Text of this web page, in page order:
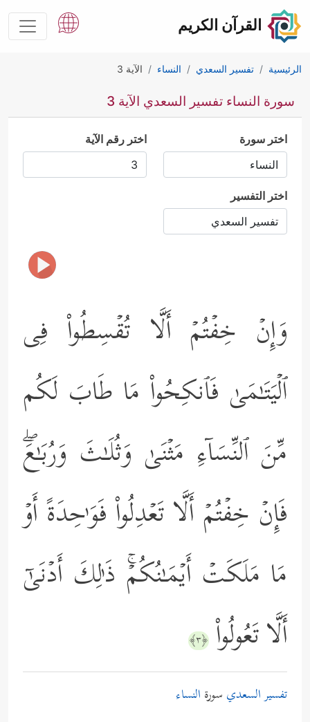
القرآن الكريم
الرئيسية تفسير السعدي النساء الآية 3
سورة النساء تفسير السعدي الآية 3
اختر سورة اختر رقم الآية
اختر التفسير
وَإِنۡ خِفۡتُمۡ أَلَّا تُقۡسِطُواْ فِی
ٱلۡیَتَـٰمَىٰ فَٱنكِحُواْ مَا طَابَ لَكُم
مِّنَ ٱلنِّسَاۤءِ مَثۡنَىٰ وَثُلَـٰثَ وَرُبَـٰعَۖ
فَإِنۡ خِفۡتُمۡ أَلَّا تَعۡدِلُواْ فَوَ ٰ⁠حِدَةً أَوۡ
مَا مَلَكَتۡ أَیۡمَـٰنُكُمۡۚ ذَ ٰ⁠لِكَ أَدۡنَىٰۤ
أَلَّا تَعُولُواْ ﴿٣﴾
تفسير السعدي سورة النساء